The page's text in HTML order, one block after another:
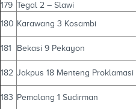
179 Tegal 2 – Slawi
180 Karawang 3 Kosambi
181 Bekasi 9 Pekayon
182 Jakpus 18 Menteng Proklamasi
183 Pemalang 1 Sudirman